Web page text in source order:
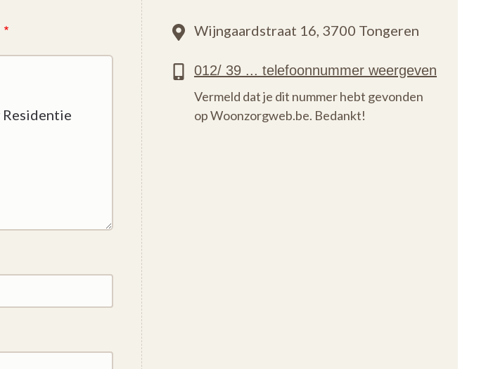
Wijngaardstraat 16, 3700 Tongeren
Vermeld dat je dit nummer hebt gevonden
op Woonzorgweb.be. Bedankt!